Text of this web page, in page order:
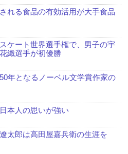
れる食品の有効活用が大手食品
ケート世界選手権で、男子の宇
織選手が初優勝
年となるノーベル文学賞作家の
本人の思いが強い
太郎は高田屋嘉兵衛の生涯を